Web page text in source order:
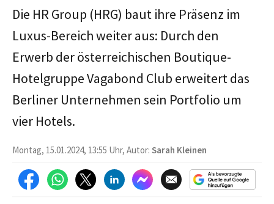
Die HR Group (HRG) baut ihre Präsenz im
Luxus-Bereich weiter aus: Durch den
Erwerb der österreichischen Boutique-
Hotelgruppe Vagabond Club erweitert das
Berliner Unternehmen sein Portfolio um
vier Hotels.
Montag, 15.01.2024, 13:55 Uhr, Autor: Sarah Kleinen